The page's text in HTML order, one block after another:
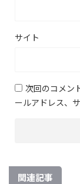
サイト
次回のコメン
ールアドレス、
関連記事